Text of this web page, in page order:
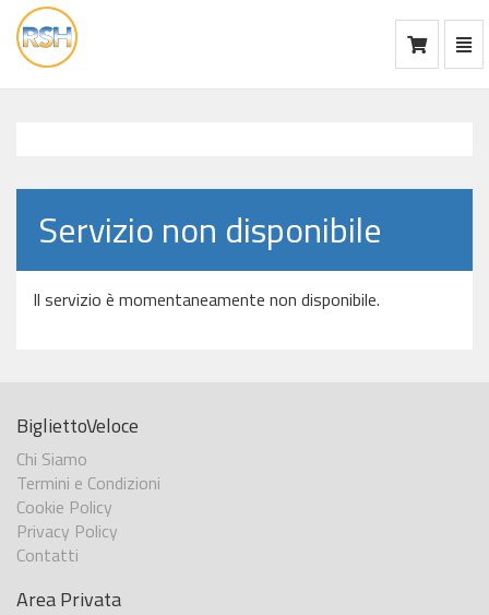
vai
alla
Servizio non disponibile
Il servizio è momentaneamente non disponibile.
BigliettoVeloce
Chi Siamo
Termini e Condizioni
Cookie Policy
Privacy Policy
Contatti
Area Privata